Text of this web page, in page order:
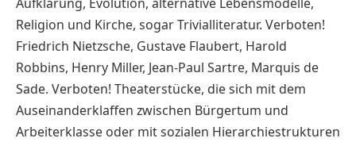
Religion und Kirche, sogar Trivialliteratur. Verboten!
Friedrich Nietzsche, Gustave Flaubert, Harold
Robbins, Henry Miller, Jean-Paul Sartre, Marquis de
Sade. Verboten! Theaterstücke, die sich mit dem
Auseinanderklaffen zwischen Bürgertum und
Arbeiterklasse oder mit sozialen Hierarchiestrukturen